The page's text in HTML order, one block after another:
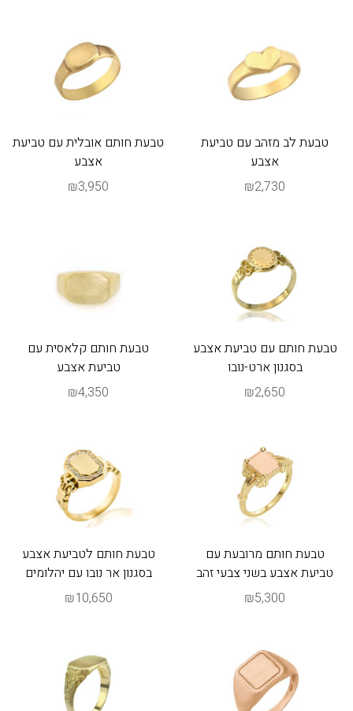
טבעת לב מזהב עם טביעת
אצבע
₪2,730
טבעת חותם אובלית עם טביעת
אצבע
₪3,950
טבעת חותם עם טביעת אצבע
בסגנון ארט-נובו
₪2,650
טבעת חותם קלאסית עם
טביעת אצבע
₪4,350
טבעת חותם מרובעת עם
טביעת אצבע בשני צבעי זהב
₪5,300
טבעת חותם לטביעת אצבע
בסגנון אר נובו עם יהלומים
₪10,650